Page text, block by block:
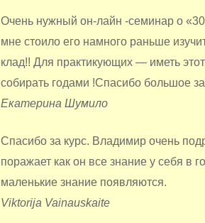
Очень нужный он-лайн -семинар о
мне стоило его намного раньше
клад!! Для практикующих — иметь
собирать годами !Спасибо большое
Екатерина Шумило
Спасибо за курс. Владимир очень
поражает как он все знание у себя в
маленькие знание появляются.
Viktorija Vainauskaite